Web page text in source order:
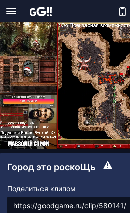
Город это роскоЩь
Поделиться клипом